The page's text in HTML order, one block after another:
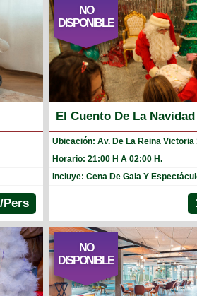
Pers
NO
DISPONIBLE
El Cuento De La Navidad
Ubicación: Av. De La Reina Victoria
Horario: 21:00 H A 02:00 H.
Incluye: Cena De Gala Y
NO
DISPONIBLE